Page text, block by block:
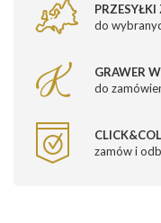
do
GRAWER
do
zamów i